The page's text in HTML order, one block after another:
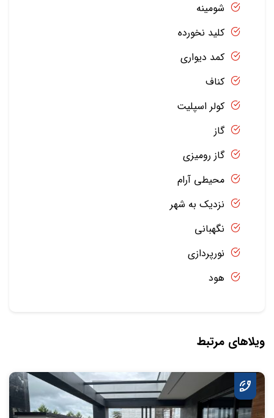
شومینه
کلید نخورده
کمد دیواری
کناف
کولر اسپلیت
گاز
گاز رومیزی
محیطی آرام
نزدیک به شهر
نگهبانی
نورپردازی
هود
ویلاهای مرتبط